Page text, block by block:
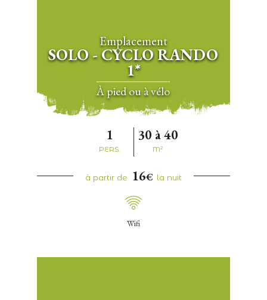
Emplacement
SOLO - CYCLO RANDO
1*
à pied ou à vélo
1
PERS.
30 à 40
M²
à partir de 16€ la nuit
Wifi